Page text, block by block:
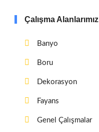
Çalışma Alanlarımız
Banyo
Boru
Dekorasyon
Fayans
Genel Çalışmalar